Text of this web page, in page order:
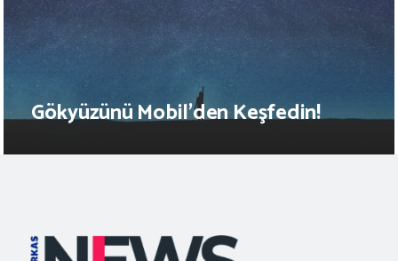
Gökyüzünü Mobil’den Keşfedin!